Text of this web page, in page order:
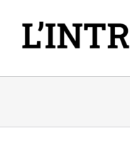
contenuto